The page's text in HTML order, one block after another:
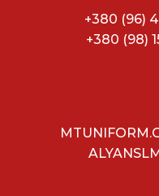
+380 (96)
+380 (98)